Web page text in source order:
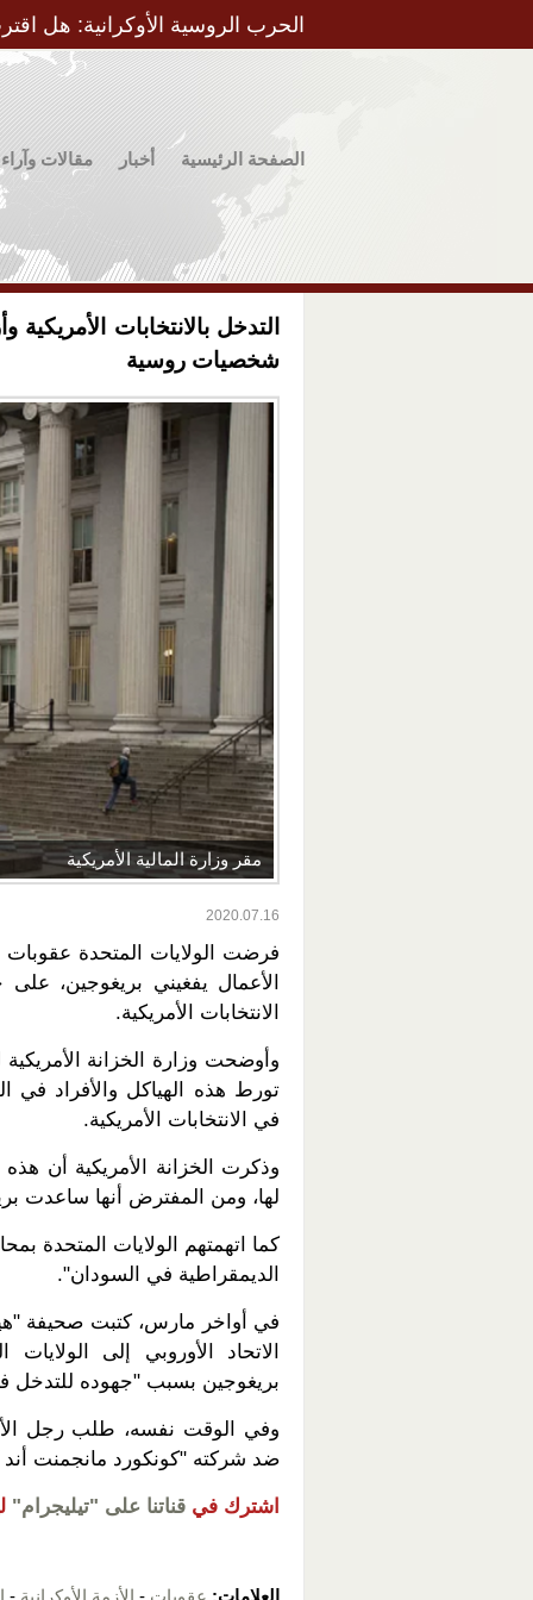
الحرب الروسية الأوكرانية: هل
الصفحة الرئيسية أخبار مقالات وآراء
التدخل بالانتخابات
شخصيات روسية
مقر وزارة المالية الأمريكية
2020.07.16
فرضت الولايات المتحدة
الأعمال يفغيني بريغوجين،
الانتخابات الأمريكية.
وأوضحت وزارة الخزانة
تورط هذه الهياكل والأفراد في
في الانتخابات الأمريكية.
وذكرت الخزانة الأمريكية أن
لها، ومن المفترض أنها ساعدت
كما اتهمتهم الولايات المتحدة
الديمقراطية في السودان".
في أواخر مارس، كتبت صحيفة
الاتحاد الأوروبي إلى
بريغوجين بسبب "جهوده للتدخل
وفي الوقت نفسه، طلب رجل
ضد شركته "كونكورد مانجمنت أند
اشترك في قناتنا على "تيليجرام"
العلامات: عقوبات - الأزمة الأوكرانية -